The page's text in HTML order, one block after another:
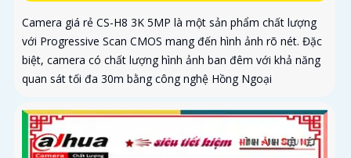
Camera giá rẻ CS-H8 3K 5MP là một sản phẩm chất lượng
với Progressive Scan CMOS mang đến hình ảnh rõ nét. Đặc
biệt, camera có chất lượng hình ảnh ban đêm với khả năng
quan sát tối đa 30m bằng công nghệ Hồng Ngoại